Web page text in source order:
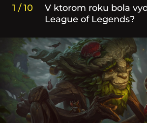
1 / 10
V ktorom roku bola
League of Legends?